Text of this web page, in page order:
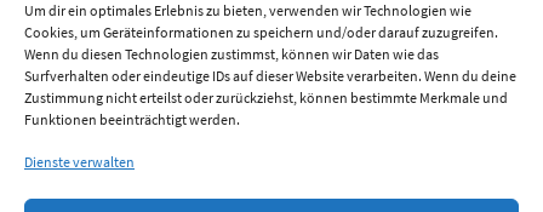
Um dir ein optimales Erlebnis zu bieten, verwenden wir Technologien wie
Cookies, um Geräteinformationen zu speichern und/oder darauf zuzugreifen.
Wenn du diesen Technologien zustimmst, können wir Daten wie das
Surfverhalten oder eindeutige IDs auf dieser Website verarbeiten. Wenn du deine
Zustimmung nicht erteilst oder zurückziehst, können bestimmte Merkmale und
Funktionen beeinträchtigt werden.
Dienste verwalten